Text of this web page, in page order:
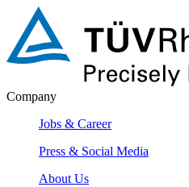
Company
Jobs & Career
Press & Social Media
About Us